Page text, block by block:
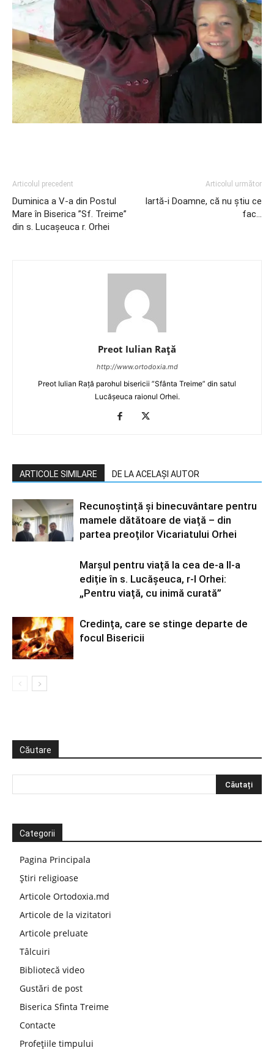
Articolul precedent
Duminica a V-a din Postul
Mare în Biserica ”Sf. Treime”
din s. Lucașeuca r. Orhei
Articolul următor
Iartă-i Doamne, că nu știu ce
fac…
Preot Iulian Raţă
http://www.ortodoxia.md
Preot Iulian Rață parohul bisericii ”Sfânta Treime” din satul
Lucășeuca raionul Orhei.
ARTICOLE SIMILARE DE LA ACELAȘI AUTOR
Recunoștință și binecuvântare pentru
mamele dătătoare de viață – din
partea preoților Vicariatului Orhei
Marșul pentru viață la cea de-a II-a
ediție în s. Lucășeuca, r-l Orhei:
„Pentru viață, cu inimă curată”
Credința, care se stinge departe de
focul Bisericii
Căutare
Categorii
Pagina Principala
Știri religioase
Articole Ortodoxia.md
Articole de la vizitatori
Articole preluate
Tâlcuiri
Bibliotecă video
Gustări de post
Biserica Sfinta Treime
Contacte
Profețiile timpului